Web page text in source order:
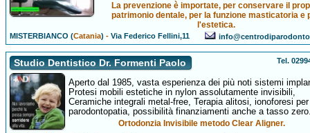
La prevenzione è importate, per conservare il
patrimonio dentale, per la funzione masticatoria e
l'estetica.
MISTERBIANCO (Catania) -Via Federico Fellini,11
Studio Dentistico Dr. Formenti Paolo Tel.
Aperto dal 1985, vasta esperienza dei più noti sistemi
Protesi mobili estetiche in nylon assolutamente invisibili,
Ceramiche integrali metal-free, Terapia alitosi, ionoforesi per
parodontopatia, possibilità finanziamenti anche a tasso
Ortodonzia Invisibile metodo Clear Aligner.